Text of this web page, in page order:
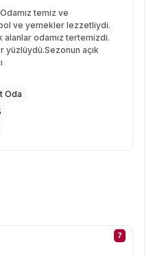
temiz ve
ve yemekler lezzetliydi.
odamız tertemizdi.
açık
Oda
7